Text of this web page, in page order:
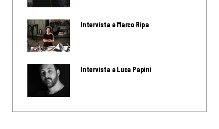
Intervista a Marco Ripa
Intervista a Luca Papini